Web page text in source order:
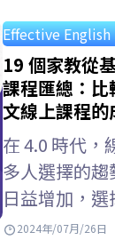
一個重要步驟
中心註冊免費
試，以了解
等。從此，設
來提高您的
的目標 為自
助您了解需
長時間。例如
Effective
19 個家教從
課程匯總：
文線上課程
在 4.0 時代，
多人選擇的
日益增加，
容易。一起跟
2024年/07月/26日